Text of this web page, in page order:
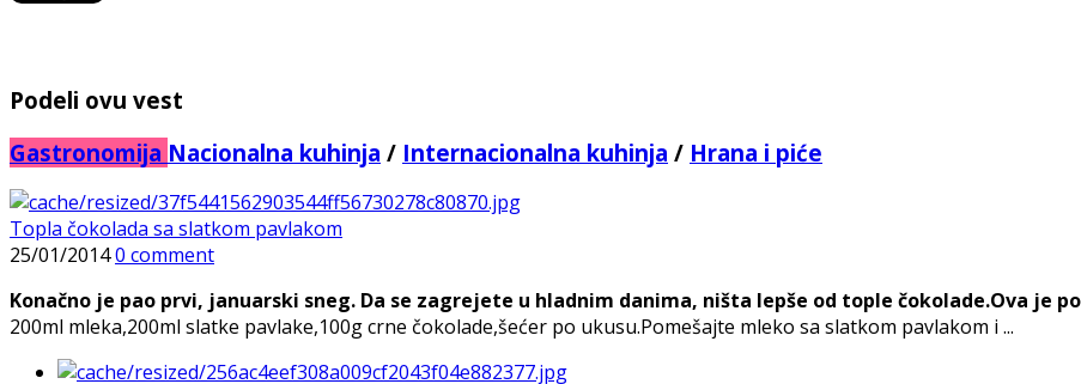
Podeli ovu vest
Gastronomija Nacionalna kuhinja / Internacionalna kuhinja / Hrana i piće
Topla čokolada sa slatkom pavlakom
25/01/20140 comment
Konačno je pao prvi, januarski sneg. Da se zagrejete u hladnim danima, ništa lepše od tople čokolade.Ova je
200ml mleka,200ml slatke pavlake,100g crne čokolade,šećer po ukusu.Pomešajte mleko sa slatkom pavlakom i ...